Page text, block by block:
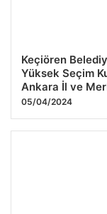
Keçiören
Yüksek Seçim
Ankara İl ve
05/04/2024